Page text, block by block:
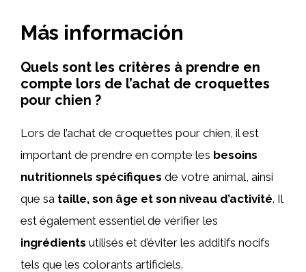
Más información
Quels sont les critères à prendre en
compte lors de l’achat de croquettes
pour chien ?
Lors de l’achat de croquettes pour chien, il est
important de prendre en compte les besoins
nutritionnels spécifiques de votre animal, ainsi
que sa taille, son âge et son niveau d’activité. Il
est également essentiel de vérifier les
ingrédients utilisés et d’éviter les additifs nocifs
tels que les colorants artificiels.